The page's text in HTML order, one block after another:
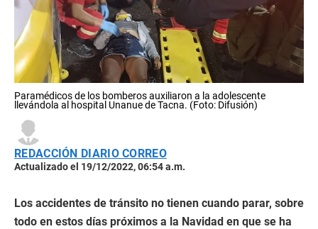
Paramédicos de los bomberos auxiliaron a la adolescente
llevándola al hospital Unanue de Tacna. (Foto: Difusión)
REDACCIÓN DIARIO CORREO
Actualizado el 19/12/2022, 06:54 a.m.
Los accidentes de tránsito no tienen cuando parar, sobre
todo en estos días próximos a la Navidad en que se ha